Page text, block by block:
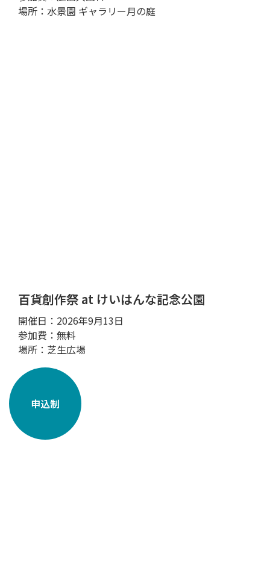
場所：水景園 ギャラリー月の庭
百貨創作祭 at けいはんな記念公園
開催日：2026年9月13日
参加費：無料
場所：芝生広場
申込制